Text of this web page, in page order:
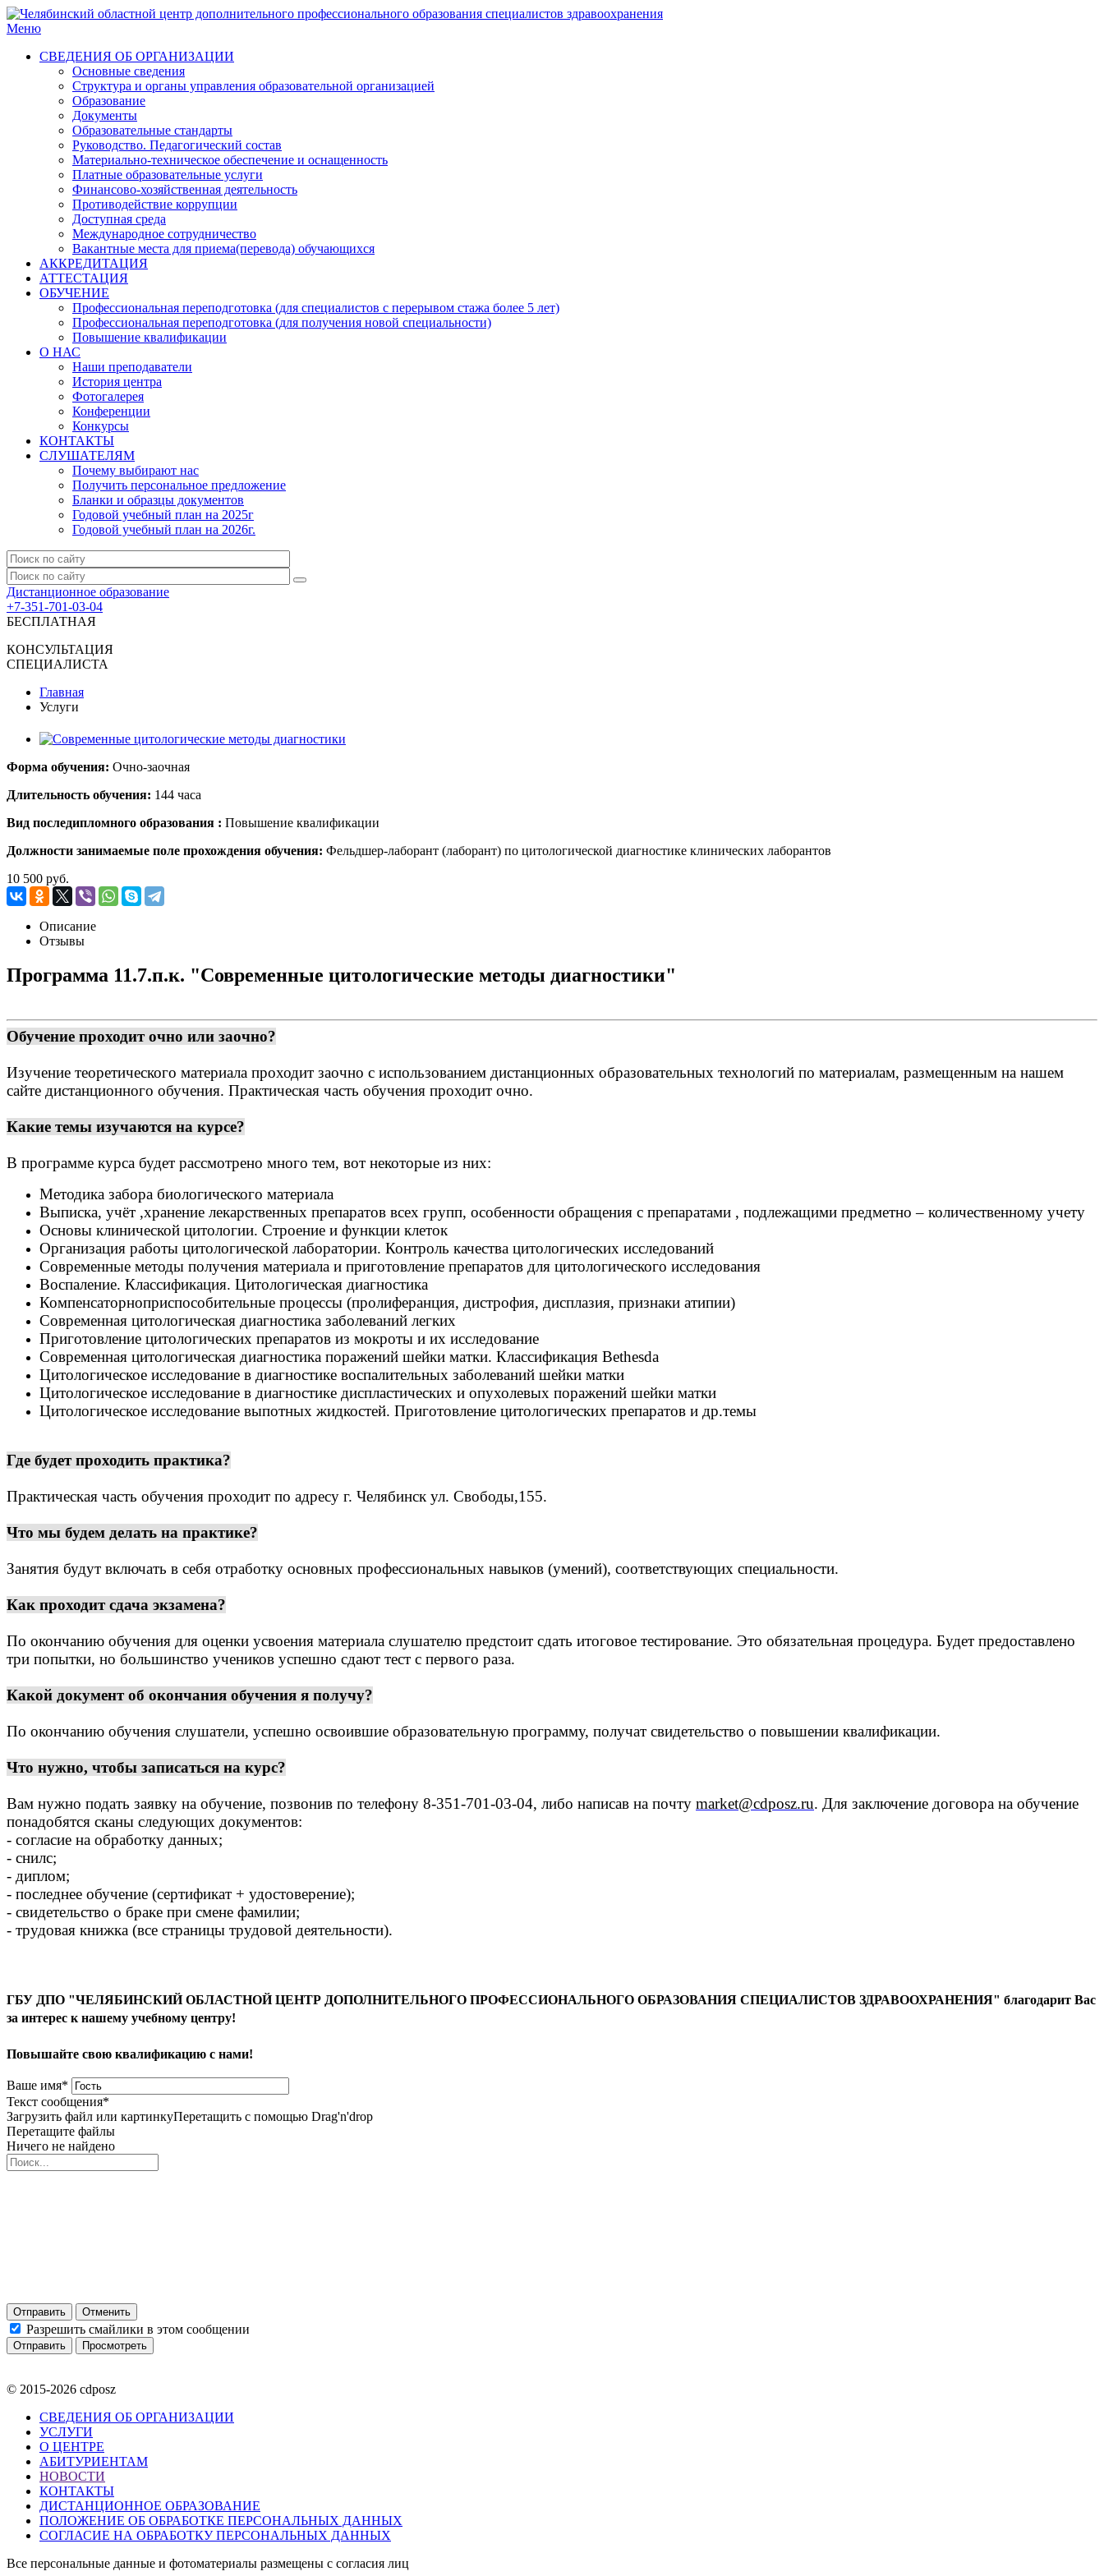
Меню
СВЕДЕНИЯ ОБ ОРГАНИЗАЦИИ
Основные сведения
Структура и органы управления образовательной организацией
Образование
Документы
Образовательные стандарты
Руководство. Педагогический состав
Материально-техническое обеспечение и оснащенность
Платные образовательные услуги
Финансово-хозяйственная деятельность
Противодействие коррупции
Доступная среда
Международное сотрудничество
Вакантные места для приема(перевода) обучающихся
АККРЕДИТАЦИЯ
АТТЕСТАЦИЯ
ОБУЧЕНИЕ
Профессиональная переподготовка (для специалистов с перерывом стажа более 5 лет)
Профессиональная переподготовка (для получения новой специальности)
Повышение квалификации
О НАС
Наши преподаватели
История центра
Фотогалерея
Конференции
Конкурсы
КОНТАКТЫ
СЛУШАТЕЛЯМ
Почему выбирают нас
Получить персональное предложение
Бланки и образцы документов
Годовой учебный план на 2025г
Годовой учебный план на 2026г.
Дистанционное образование
+7-351-701-03-04
БЕСПЛАТНАЯ
КОНСУЛЬТАЦИЯ
СПЕЦИАЛИСТА
Главная
Услуги
Форма обучения: Очно-заочная
Длительность обучения: 144 часа
Вид поcледипломного образования : Повышение квалификации
Должности занимаемые поле прохождения обучения: Фельдшер-лаборант (лаборант) по цитологической диагностике клинических лаборантов
10 500 руб.
Описание
Отзывы
Программа 11.7.п.к. "Современные цитологические методы диагностики"
Обучение проходит очно или заочно?
Изучение теоретического материала проходит заочно с использованием дистанционных образовательных технологий по материалам, размещенным на нашем
сайте дистанционного обучения. Практическая часть обучения проходит очно.
Какие темы изучаются на курсе?
В программе курса будет рассмотрено много тем, вот некоторые из них:
Методика забора биологического материала
Выписка, учёт ,хранение лекарственных препаратов всех групп, особенности обращения с препаратами , подлежащими предметно – количественному учету
Основы клинической цитологии. Строение и функции клеток
Организация работы цитологической лаборатории. Контроль качества цитологических исследований
Современные методы получения материала и приготовление препаратов для цитологического исследования
Воспаление. Классификация. Цитологическая диагностика
Компенсаторноприспособительные процессы (пролиферанция, дистрофия, дисплазия, признаки атипии)
Современная цитологическая диагностика заболеваний легких
Приготовление цитологических препаратов из мокроты и их исследование
Современная цитологическая диагностика поражений шейки матки. Классификация Bethesda
Цитологическое исследование в диагностике воспалительных заболеваний шейки матки
Цитологическое исследование в диагностике диспластических и опухолевых поражений шейки матки
Цитологическое исследование выпотных жидкостей. Приготовление цитологических препаратов и др.темы
Где будет проходить практика?
Практическая часть обучения проходит по адресу г. Челябинск ул. Свободы,155.
Что мы будем делать на практике?
Занятия будут включать в себя отработку основных профессиональных навыков (умений), соответствующих специальности.
Как проходит сдача экзамена?
По окончанию обучения для оценки усвоения материала слушателю предстоит сдать итоговое тестирование. Это обязательная процедура. Будет предоставлено
три попытки, но большинство учеников успешно сдают тест с первого раза.
Какой документ об окончания обучения я получу?
По окончанию обучения слушатели, успешно освоившие образовательную программу, получат свидетельство о повышении квалификации.
Что нужно, чтобы записаться на курс?
Вам нужно подать заявку на обучение, позвонив по телефону 8-351-701-03-04, либо написав на почту market@cdposz.ru. Для заключение договора на обучение
понадобятся сканы следующих документов:
- согласие на обработку данных;
- снилс;
- диплом;
- последнее обучение (сертификат + удостоверение);
- свидетельство о браке при смене фамилии;
- трудовая книжка (все страницы трудовой деятельности).
ГБУ ДПО "ЧЕЛЯБИНСКИЙ ОБЛАСТНОЙ ЦЕНТР ДОПОЛНИТЕЛЬНОГО ПРОФЕССИОНАЛЬНОГО ОБРАЗОВАНИЯ СПЕЦИАЛИСТОВ ЗДРАВООХРАНЕНИЯ" благодарит Вас
за интерес к нашему учебному центру!
Повышайте свою квалификацию с нами!
Ваше имя*
Текст сообщения*
Загрузить файл или картинкуПеретащить с помощью Drag'n'drop
Перетащите файлы
Ничего не найдено
Отправить Отменить
Разрешить смайлики в этом сообщении
© 2015-2026 cdposz
СВЕДЕНИЯ ОБ ОРГАНИЗАЦИИ
УСЛУГИ
О ЦЕНТРЕ
АБИТУРИЕНТАМ
НОВОСТИ
КОНТАКТЫ
ДИСТАНЦИОННОЕ ОБРАЗОВАНИЕ
ПОЛОЖЕНИЕ ОБ ОБРАБОТКЕ ПЕРСОНАЛЬНЫХ ДАННЫХ
СОГЛАСИЕ НА ОБРАБОТКУ ПЕРСОНАЛЬНЫХ ДАННЫХ
Все персональные данные и фотоматериалы размещены с согласия лиц